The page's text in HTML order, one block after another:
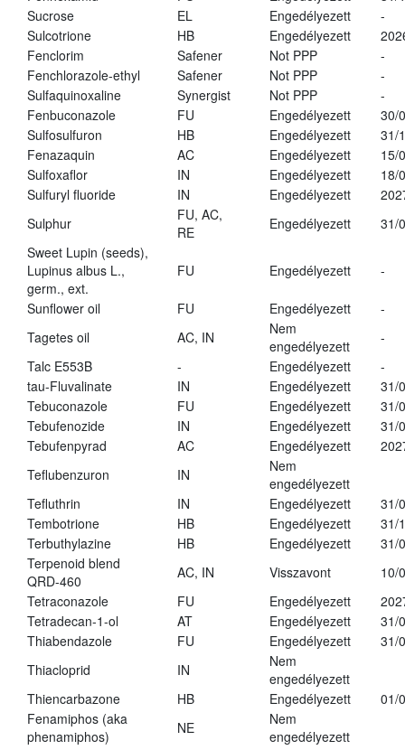
Sucrose
EL Engedélyezett
-
Sulcotrione
HB Engedélyezett
Fenclorim
Safener Not PPP
-
Fenchlorazole-ethyl
Safener Not PPP
-
Sulfaquinoxaline
Synergist Not PPP
-
Fenbuconazole
FU Engedélyezett
30/
Sulfosulfuron
HB Engedélyezett
31/
Fenazaquin
AC Engedélyezett
15/
Sulfoxaflor
IN Engedélyezett
18/
Sulfuryl fluoride
IN Engedélyezett
Sulphur
FU, AC,
RE
Engedélyezett
31/
Sweet Lupin (seeds),
Lupinus albus L.,
germ., ext.
FU Engedélyezett -
Sunflower oil FU Engedélyezett
-
Tagetes oil
AC, IN
Nem
engedélyezett
-
Talc E553B
- Engedélyezett
-
tau-Fluvalinate
IN Engedélyezett
31/
Tebuconazole
FU Engedélyezett
31/
Tebufenozide
IN Engedélyezett
31/
Tebufenpyrad
AC Engedélyezett
Teflubenzuron
IN
Nem
engedélyezett
Tefluthrin
IN Engedélyezett
31/
Tembotrione
HB Engedélyezett
31/
Terbuthylazine
HB Engedélyezett
31/
Terpenoid blend
QRD-460
AC, IN Visszavont
10/
Tetraconazole
FU Engedélyezett
Tetradecan-1-ol
AT Engedélyezett
31/
Thiabendazole
FU Engedélyezett
31/
Thiacloprid
IN
Nem
engedélyezett
Thiencarbazone
HB Engedélyezett
01/
Fenamiphos (aka
phenamiphos)
NE
Nem
engedélyezett